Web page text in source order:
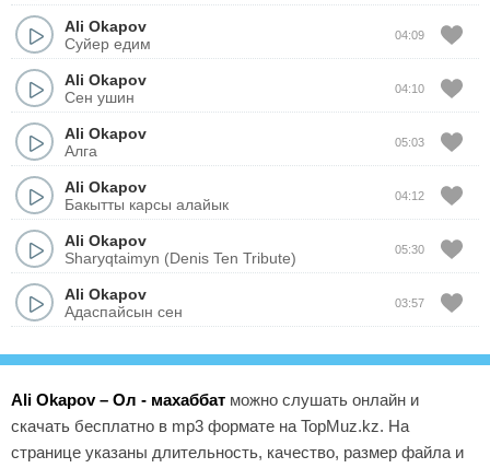
Ali Okapov
Суйер едим
04:09
Ali Okapov
Сен ушин
04:10
Ali Okapov
Алга
05:03
Ali Okapov
Бакытты карсы алайык
04:12
Ali Okapov
Sharyqtaimyn (Denis Ten Tribute)
05:30
Ali Okapov
Адаспайсын сен
03:57
Ali Okapov – Ол - махаббат можно слушать онлайн и
скачать бесплатно в mp3 формате на TopMuz.kz. На
странице указаны длительность, качество, размер файла и